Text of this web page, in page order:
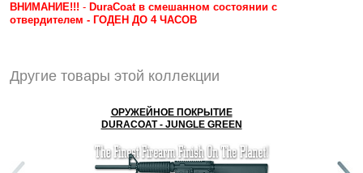
ВНИМАНИЕ!!! - DuraCoat в смешанном состоянии с
отвердителем - ГОДЕН ДО 4 ЧАСОВ
Другие товары этой коллекции
ОРУЖЕЙНОЕ ПОКРЫТИЕ
DURACOAT - JUNGLE GREEN